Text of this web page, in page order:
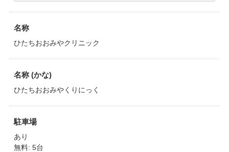
名称
ひたちおおみやクリニック
名称 (かな)
ひたちおおみやくりにっく
駐車場
あり
無料: 5台